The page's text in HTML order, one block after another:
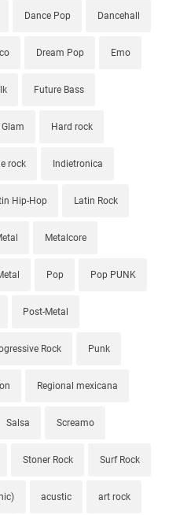
Dance Pop Dancehall
Dream Pop Emo
Future Bass
Glam Hard rock
rock Indietronica
Hip-Hop Latin Rock
Metalcore
Pop Pop PUNK
Post-Metal
Rock Punk
Regional mexicana
Salsa Screamo
Stoner Rock Surf Rock
acustic art rock